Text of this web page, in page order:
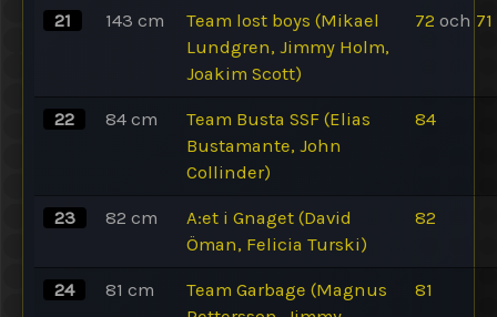
21 143 cm
Team lost boys (Mikael
Lundgren, Jimmy Holm,
Joakim Scott)
72 och 71
22 84 cm
Team Busta SSF (Elias
Bustamante, John
Collinder)
84
23 82 cm
A:et i Gnaget (David
Öman, Felicia Turski)
82
24 81 cm
Team Garbage (Magnus
81